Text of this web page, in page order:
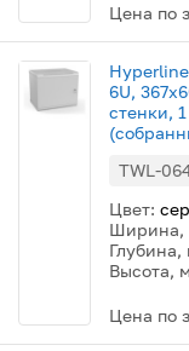
Цена по
6U,
стенки,
TWL-
Цвет:
Ширина,
Глубина,
Высота,
Цена по